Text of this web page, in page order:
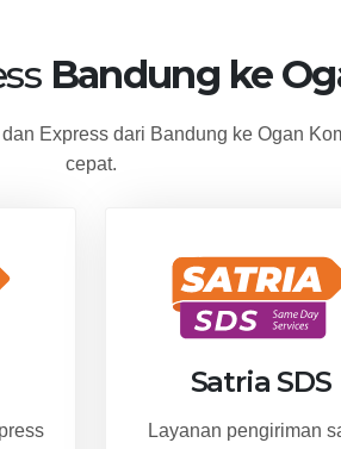
Bandung ke
Express dari Bandung ke Ogan
cepat.
Satria SDS
Layanan pengiriman